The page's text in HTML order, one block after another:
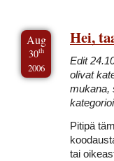
Aug
30th
2006
Hei,
Edit
olivat
mukana,
Pitipä
tai